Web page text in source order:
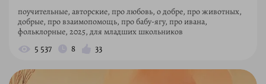
поучительные, авторские, про любовь, о добре, про животных,
добрые, про взаимопомощь, про бабу-ягу, про ивана,
фольклорные, 2025, для младших школьников
5 537 8 33